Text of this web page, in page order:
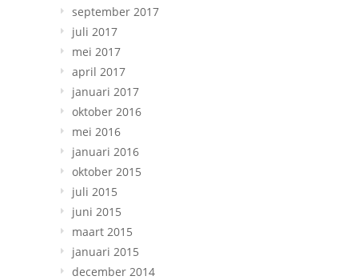
september 2017
juli 2017
mei 2017
april 2017
januari 2017
oktober 2016
mei 2016
januari 2016
oktober 2015
juli 2015
juni 2015
maart 2015
januari 2015
december 2014